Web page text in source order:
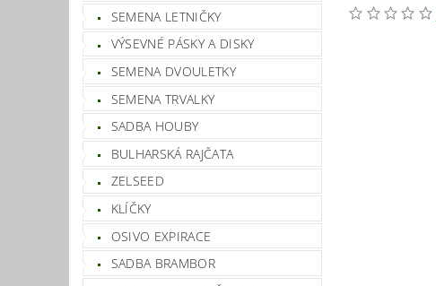
SEMENA LETNIČKY
VÝSEVNÉ PÁSKY A DISKY
SEMENA DVOULETKY
SEMENA TRVALKY
SADBA HOUBY
BULHARSKÁ RAJČATA
ZELSEED
KLÍČKY
OSIVO EXPIRACE
SADBA BRAMBOR